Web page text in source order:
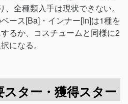
全種類入手は現状できない。
ース[Ba]・インナー[In]は1種を
るか、コスチュームと同様に2
になる。
ター・獲得スター